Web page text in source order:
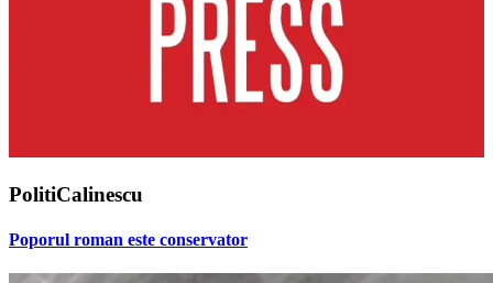
PolitiCalinescu
Poporul roman este conservator